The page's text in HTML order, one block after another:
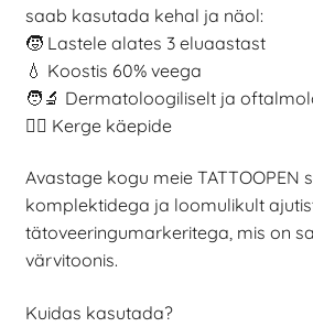
saab kasutada kehal ja näol:
🧒 Lastele alates 3 eluaastast
💧 Koostis 60% veega
🧑‍🔬 Dermatoloogiliselt ja
✍🏻 Kerge käepide
Avastage kogu meie TATTOOPEN
komplektidega ja loomulikult
tätoveeringumarkeritega, mis on
värvitoonis.
Kuidas kasutada?